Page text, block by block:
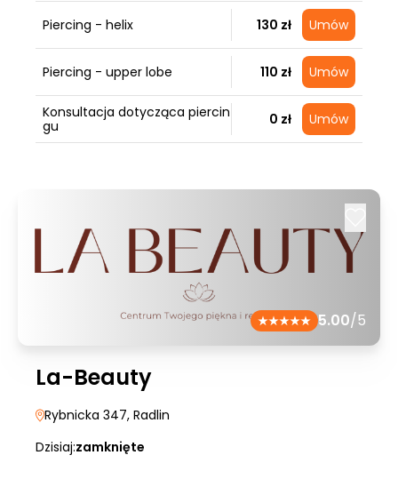
Piercing - helix 130 zł Umów
Piercing - upper lobe 110 zł Umów
Konsultacja dotycząca piercin
gu
0 zł Umów
5.00/5
La-Beauty
Rybnicka 347, Radlin
Dzisiaj:zamknięte